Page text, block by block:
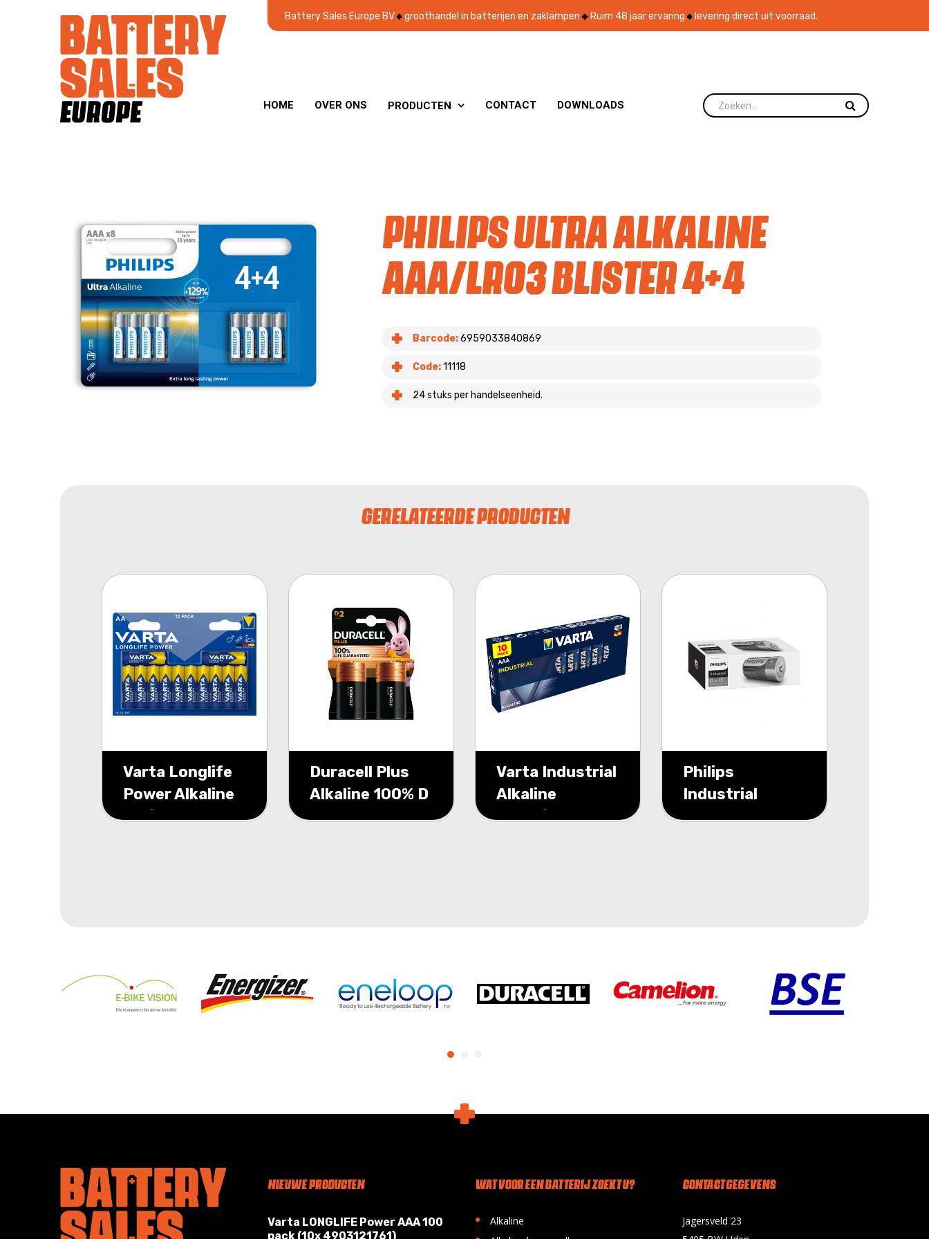
Battery Sales Europe BV groothandel in batterijen en zaklampen Ruim 48 jaar ervaring levering direct uit voorraad.
HOME OVER ONS PRODUCTEN  CONTACT DOWNLOADS
Philips Ultra Alkaline
AAA/LR03 blister 4+4
Barcode:6959033840869
Code:11118
24 stuks per handelseenheid.
GERELATEERDE PRODUCTEN
Varta Longlife
Power Alkaline
AA/LR6 blister
Duracell Plus
Alkaline 100% D
2 pack (LR20)
Varta Industrial
Alkaline
4003/AAA 10
Philips
Industrial
Alkaline
NIEUWE PRODUCTEN
Varta LONGLIFE Power AAA 100
pack (10x 4903121761)
WAT VOOR EEN BATTERIJ ZOEKT U?
• Alkaline
CONTACT GEGEVENS
Jagersveld 23